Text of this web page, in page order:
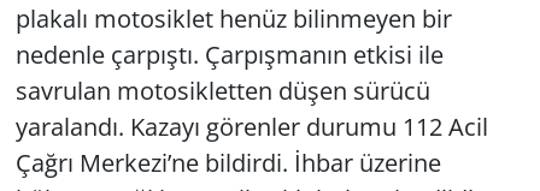
plakalı motosiklet henüz bilinmeyen bir
nedenle çarpıştı. Çarpışmanın etkisi ile
savrulan motosikletten düşen sürücü
yaralandı. Kazayı görenler durumu 112 Acil
Çağrı Merkezi’ne bildirdi. İhbar üzerine